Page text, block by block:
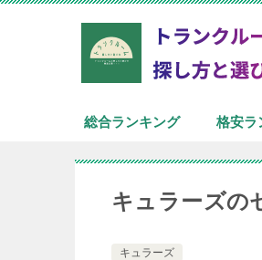
総合ランキング 格安ラ
キュラーズの
キュラーズ